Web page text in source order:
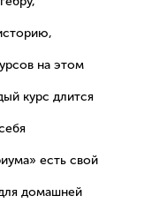
на этом
курс длится
есть свой
домашней